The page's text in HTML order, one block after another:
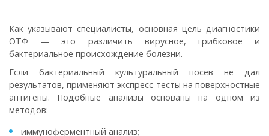
Как указывают специалисты, основная цель диагностики
ОТФ — это различить вирусное, грибковое и
бактериальное происхождение болезни.
Если бактериальный культуральный посев не дал
результатов, применяют экспресс-тесты на поверхностные
антигены. Подобные анализы основаны на одном из
методов:
иммуноферментный анализ;